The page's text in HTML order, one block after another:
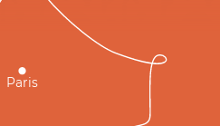
Paris